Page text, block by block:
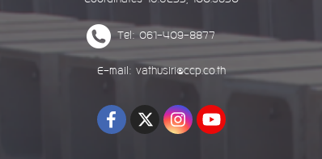
Tel: 061-409-8877
E-mail: vathusiri@ccp.co.th